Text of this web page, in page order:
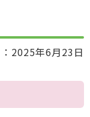
2025年6月23日